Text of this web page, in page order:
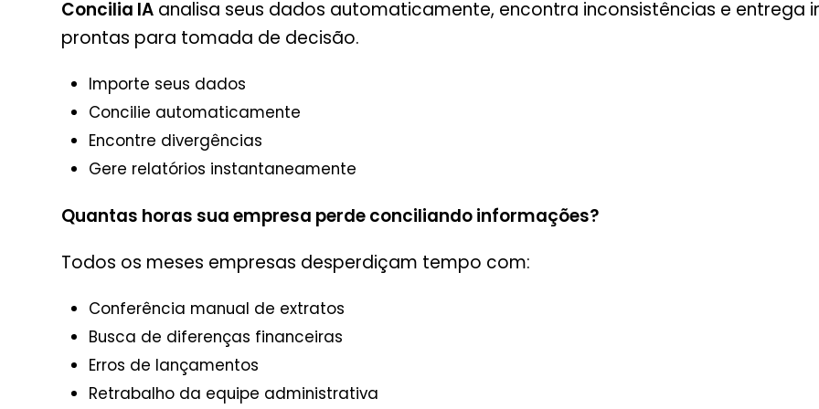
Concilia IA analisa seus dados automaticamente, encontra inconsistências e entrega
prontas para tomada de decisão.
Importe seus dados
Concilie automaticamente
Encontre divergências
Gere relatórios instantaneamente
Quantas horas sua empresa perde conciliando informações?
Todos os meses empresas desperdiçam tempo com:
Conferência manual de extratos
Busca de diferenças financeiras
Erros de lançamentos
Retrabalho da equipe administrativa